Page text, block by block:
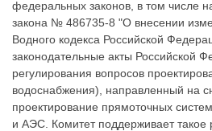
федеральных законов, в том числе
закона № 486735-8 "О внесении
Водного кодекса Российской
законодательные акты Российской
регулирования вопросов
водоснабжения), направленный на
проектирование прямоточных
и АЭС. Комитет поддерживает такое